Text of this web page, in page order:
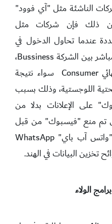
الناشئة مثل "آي فوود"
ذلك فإن شركات مثل
عندما تحاول الدخول في
معاملات B2C أي التعامل المباشر بين الشركة Bussiness،
والمستهلك أو المستخدم النهائي Consumer سواء نتيجة
اللوجستية، وذلك بسبب
على الإعلانات بدلا من
تم منع "فيسبوك" من قبل
السلطات الهندية من تطبيق "واتس آب باي" WhatsApp